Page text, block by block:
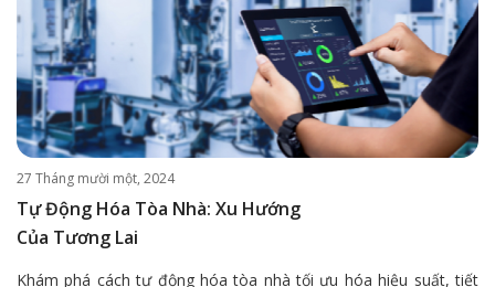
27 Tháng mười một, 2024
Tự Động Hóa Tòa Nhà: Xu Hướng
Của Tương Lai
Khám phá cách tự động hóa tòa nhà tối ưu hóa hiệu suất, tiết